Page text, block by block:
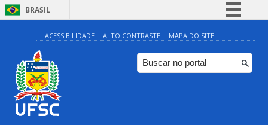
BRASIL
Simplifique!
Comunica BR
Participe
ACESSIBILIDADE ALTO CONTRASTE MAPA DO SITE